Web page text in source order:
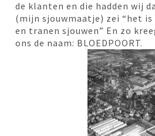
de klanten en die hadden wij
(mijn sjouwmaatje) zei “het
en tranen sjouwen” En zo
ons de naam: BLOEDPOORT.